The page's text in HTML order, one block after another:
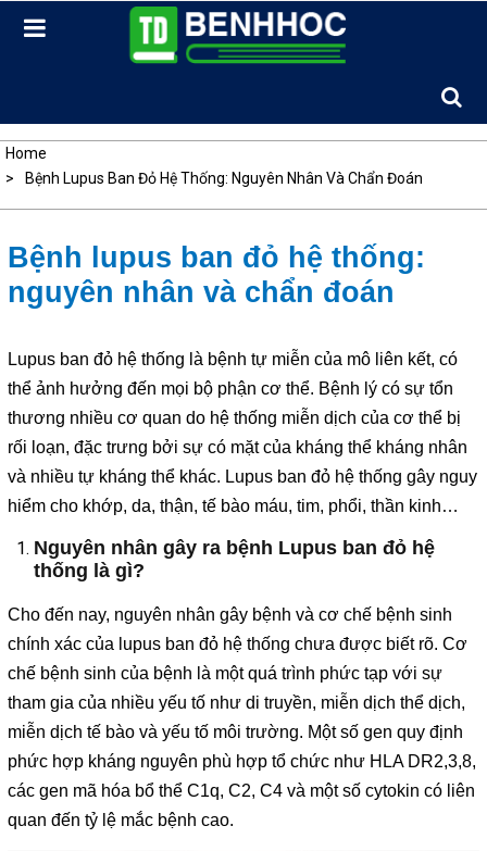
Skip
Home
Bệnh Lupus Ban Đỏ Hệ Thống: Nguyên Nhân Và Chẩn Đoán
Bệnh lupus ban đỏ hệ thống:
nguyên nhân và chẩn đoán
Lupus ban đỏ hệ thống là bệnh tự miễn của mô liên kết, có
thể ảnh hưởng đến mọi bộ phận cơ thể. Bệnh lý có sự tổn
thương nhiều cơ quan do hệ thống miễn dịch của cơ thể bị
rối loạn, đặc trưng bởi sự có mặt của kháng thể kháng nhân
và nhiều tự kháng thể khác. Lupus ban đỏ hệ thống gây nguy
hiểm cho khớp, da, thận, tế bào máu, tim, phổi, thần kinh…
Nguyên nhân gây ra bệnh Lupus ban đỏ hệ
thống là gì?
Cho đến nay, nguyên nhân gây bệnh và cơ chế bệnh sinh
chính xác của lupus ban đỏ hệ thống chưa được biết rõ. Cơ
chế bệnh sinh của bệnh là một quá trình phức tạp với sự
tham gia của nhiều yếu tố như di truyền, miễn dịch thể dịch,
miễn dịch tế bào và yếu tố môi trường. Một số gen quy định
phức hợp kháng nguyên phù hợp tổ chức như HLA DR2,3,8,
các gen mã hóa bổ thể C1q, C2, C4 và một số cytokin có liên
quan đến tỷ lệ mắc bệnh cao.